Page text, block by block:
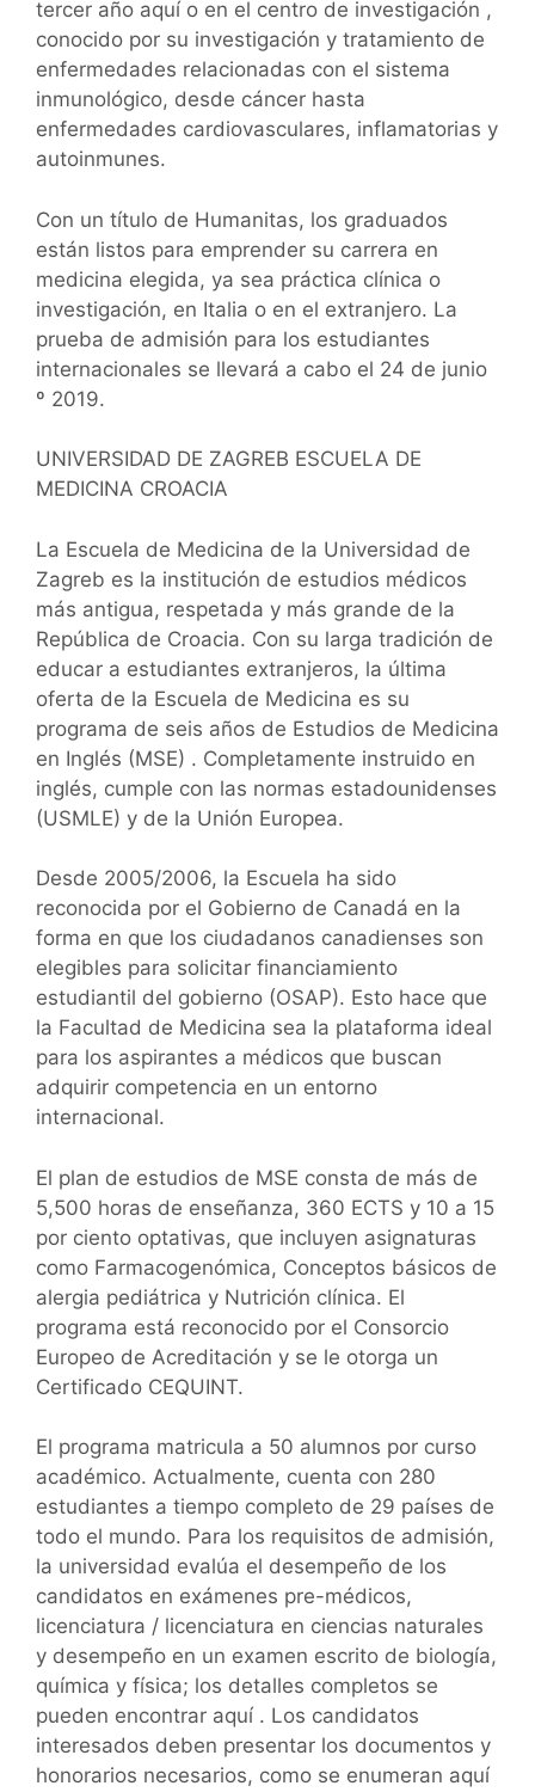
tercer año aquí o en el centro de investigación ,
conocido por su investigación y tratamiento de
enfermedades relacionadas con el sistema
inmunológico, desde cáncer hasta
enfermedades cardiovasculares, inflamatorias y
autoinmunes.
Con un título de Humanitas, los graduados
están listos para emprender su carrera en
medicina elegida, ya sea práctica clínica o
investigación, en Italia o en el extranjero. La
prueba de admisión para los estudiantes
internacionales se llevará a cabo el 24 de junio
º 2019.
UNIVERSIDAD DE ZAGREB ESCUELA DE
MEDICINA CROACIA
La Escuela de Medicina de la Universidad de
Zagreb es la institución de estudios médicos
más antigua, respetada y más grande de la
República de Croacia. Con su larga tradición de
educar a estudiantes extranjeros, la última
oferta de la Escuela de Medicina es su
programa de seis años de Estudios de Medicina
en Inglés (MSE) . Completamente instruido en
inglés, cumple con las normas estadounidenses
(USMLE) y de la Unión Europea.
Desde 2005/2006, la Escuela ha sido
reconocida por el Gobierno de Canadá en la
forma en que los ciudadanos canadienses son
elegibles para solicitar financiamiento
estudiantil del gobierno (OSAP). Esto hace que
la Facultad de Medicina sea la plataforma ideal
para los aspirantes a médicos que buscan
adquirir competencia en un entorno
internacional.
El plan de estudios de MSE consta de más de
5,500 horas de enseñanza, 360 ECTS y 10 a 15
por ciento optativas, que incluyen asignaturas
como Farmacogenómica, Conceptos básicos de
alergia pediátrica y Nutrición clínica. El
programa está reconocido por el Consorcio
Europeo de Acreditación y se le otorga un
Certificado CEQUINT.
El programa matricula a 50 alumnos por curso
académico. Actualmente, cuenta con 280
estudiantes a tiempo completo de 29 países de
todo el mundo. Para los requisitos de admisión,
la universidad evalúa el desempeño de los
candidatos en exámenes pre-médicos,
licenciatura / licenciatura en ciencias naturales
y desempeño en un examen escrito de biología,
química y física; los detalles completos se
pueden encontrar aquí . Los candidatos
interesados ​​deben presentar los documentos y
honorarios necesarios, como se enumeran aquí